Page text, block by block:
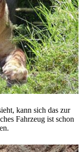
kann sich das zur
Fahrzeug ist schon